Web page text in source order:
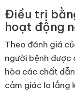
Điều trị
hoạt động
Theo đánh giá
người bệnh được
hòa các chất
cảm giác lo lắng